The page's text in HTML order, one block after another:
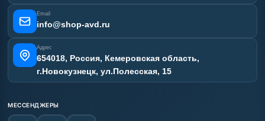
Email
info@shop-avd.ru
Адрес
654018, Россия, Кемеровская область,
г.Новокузнецк, ул.Полесская, 15
МЕССЕНДЖЕРЫ